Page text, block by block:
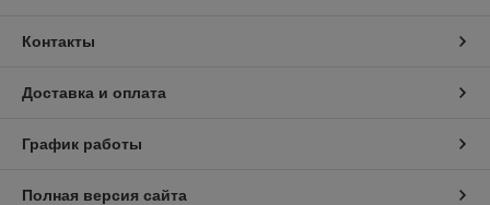
Контакты
Доставка и оплата
График работы
Полная версия сайта